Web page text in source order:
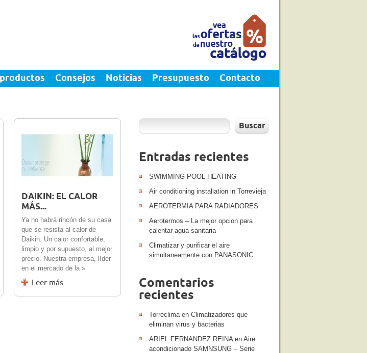
Consejos Noticias Presupuesto Contacto
DAIKIN: EL CALOR
MÁS...
Ya no habrá rincón de su casa
que se resista al calor de
Daikin. Un calor confortable,
limpio y por supuesto, al mejor
precio. Nuestra empresa, líder
en el mercado de la »
Leer más
Buscar
Entradas recientes
SWIMMING POOL HEATING
Air conditioning installation in Torrevieja
AEROTERMIA PARA RADIADORES
Aerotermos – La mejor opcion para
calentar agua sanitaria
Climatizar y purificar el aire
simultaneamente con PANASONIC
Comentarios
recientes
Torreclimaen Climatizadores que
eliminan virus y bacterias
ARIEL FERNANDEZ REINAen Aire
acondicionado SAMNSUNG – Serie